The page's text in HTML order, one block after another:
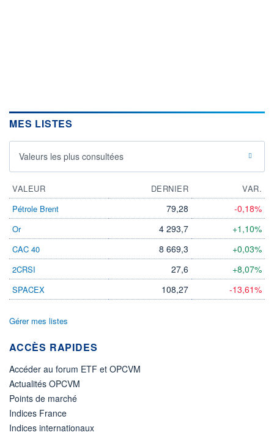
MES LISTES
Valeurs les plus consultées
VALEUR DERNIER
VAR.
Pétrole Brent
79,28 -0,18%
Or 4 293,7 +1,10%
CAC 40 8 669,3 +0,03%
2CRSI 27,6 +8,07%
SPACEX 108,27 -13,61%
Gérer mes listes
ACCÈS RAPIDES
Accéder au forum ETF et OPCVM
Actualités OPCVM
Points de marché
Indices France
Indices internationaux